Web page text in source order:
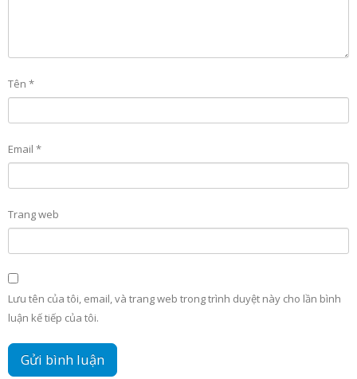
Tên *
Email *
Trang web
Lưu tên của tôi, email, và trang web trong trình duyệt này cho lần bình
luận kế tiếp của tôi.